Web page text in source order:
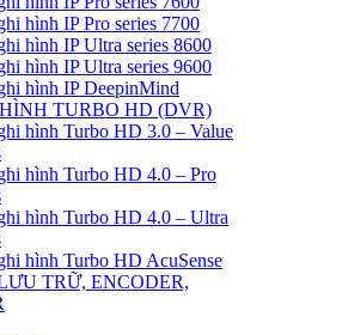
hình IP Pro series 7700
hình IP Ultra series 8600
hình IP Ultra series 9600
hình IP DeepinMind
TURBO HD (DVR)
hình Turbo HD 3.0 – Value
hình Turbo HD 4.0 – Pro
hình Turbo HD 4.0 – Ultra
hình Turbo HD AcuSense
TRỮ, ENCODER,